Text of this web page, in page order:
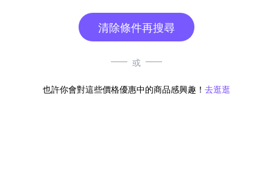
清除條件再搜尋
或
也許你會對這些價格優惠中的商品感興趣！ 去逛逛